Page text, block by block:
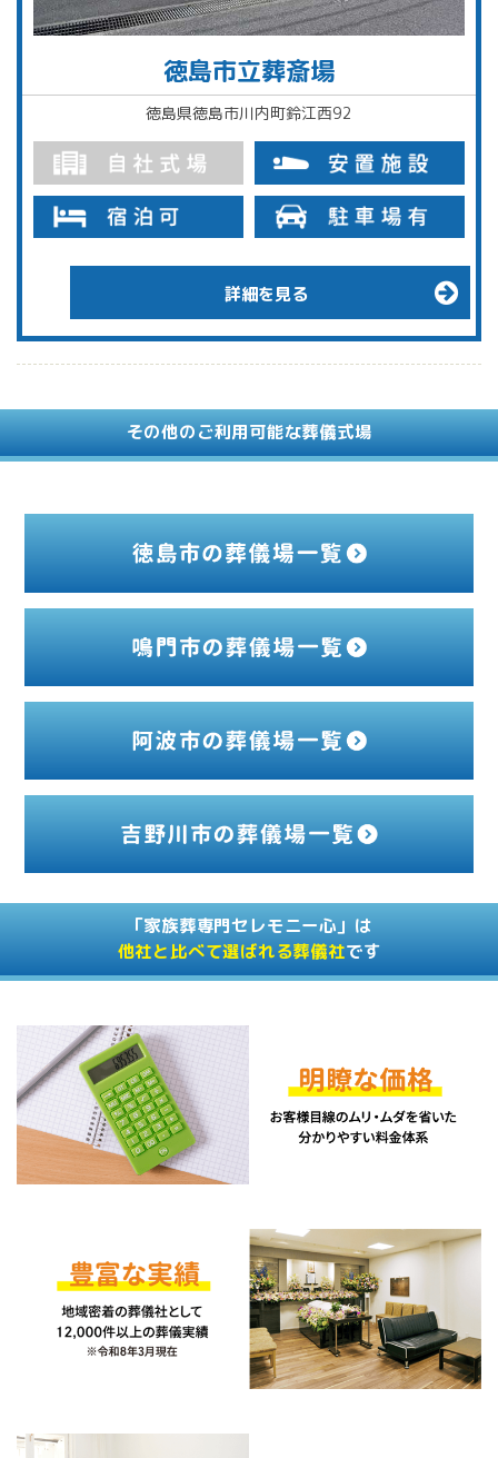
徳島市立葬斎場
徳島県徳島市川内町鈴江西92
詳細を見る
その他のご利用可能な葬儀式場
「家族葬専門セレモニー心」は
他社と比べて選ばれる葬儀社です